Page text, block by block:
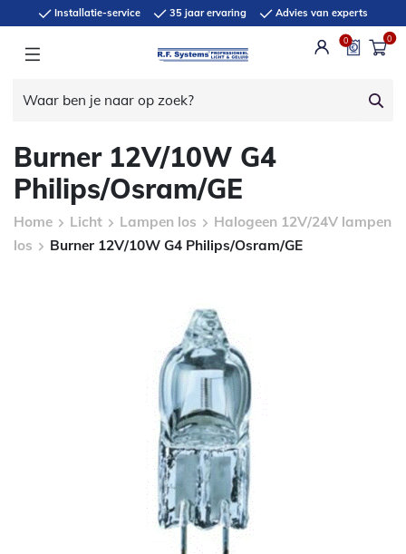
Installatie-service 35 jaar ervaring Advies van experts
0 0
Burner 12V/10W G4
Philips/Osram/GE
Home Licht Lampen los
Halogeen 12V/24V lampen
los
Burner 12V/10W G4 Philips/Osram/GE